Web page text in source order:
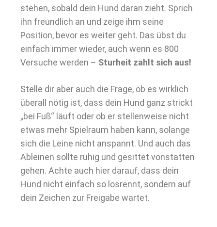
stehen, sobald dein Hund daran zieht. Sprich
ihn freundlich an und zeige ihm seine
Position, bevor es weiter geht. Das übst du
einfach immer wieder, auch wenn es 800
Versuche werden – Sturheit zahlt sich aus!
Stelle dir aber auch die Frage, ob es wirklich
überall nötig ist, dass dein Hund ganz strickt
„bei Fuß“ läuft oder ob er stellenweise nicht
etwas mehr Spielraum haben kann, solange
sich die Leine nicht anspannt. Und auch das
Ableinen sollte ruhig und gesittet vonstatten
gehen. Achte auch hier darauf, dass dein
Hund nicht einfach so losrennt, sondern auf
dein Zeichen zur Freigabe wartet.